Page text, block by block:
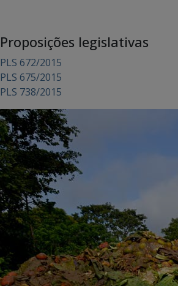
Proposições legislativas
PLS 672/2015
PLS 675/2015
PLS 738/2015